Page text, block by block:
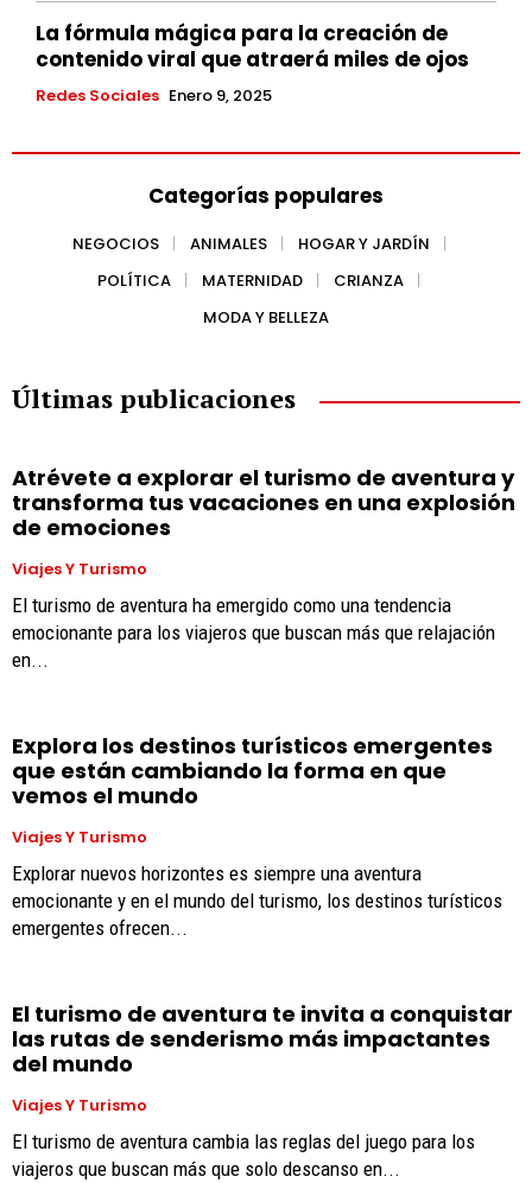
La fórmula mágica para la creación de
contenido viral que atraerá miles de ojos
Redes Sociales Enero 9, 2025
Categorías populares
NEGOCIOS ANIMALES
HOGAR Y JARDÍN
POLÍTICA
MATERNIDAD
CRIANZA
MODA Y BELLEZA
Últimas publicaciones
Atrévete a explorar el turismo de aventura y
transforma tus vacaciones en una explosión
de emociones
Viajes Y Turismo
El turismo de aventura ha emergido como una tendencia
emocionante para los viajeros que buscan más que relajación
en...
Explora los destinos turísticos emergentes
que están cambiando la forma en que
vemos el mundo
Viajes Y Turismo
Explorar nuevos horizontes es siempre una aventura
emocionante y en el mundo del turismo, los destinos turísticos
emergentes ofrecen...
El turismo de aventura te invita a conquistar
las rutas de senderismo más impactantes
del mundo
Viajes Y Turismo
El turismo de aventura cambia las reglas del juego para los
viajeros que buscan más que solo descanso en...